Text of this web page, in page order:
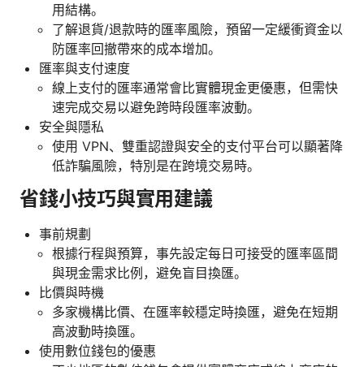
用結構。
了解退貨/退款時的匯率風險，預留一定緩衝資金以
防匯率回撤帶來的成本增加。
匯率與支付速度
線上支付的匯率通常會比實體現金更優惠，但需快
速完成交易以避免跨時段匯率波動。
安全與隱私
使用 VPN、雙重認證與安全的支付平台可以顯著降
低詐騙風險，特別是在跨境交易時。
省錢小技巧與實用建議
事前規劃
根據行程與預算，事先設定每日可接受的匯率區間
與現金需求比例，避免盲目換匯。
比價與時機
多家機構比價、在匯率較穩定時換匯，避免在短期
高波動時換匯。
使用數位錢包的優惠